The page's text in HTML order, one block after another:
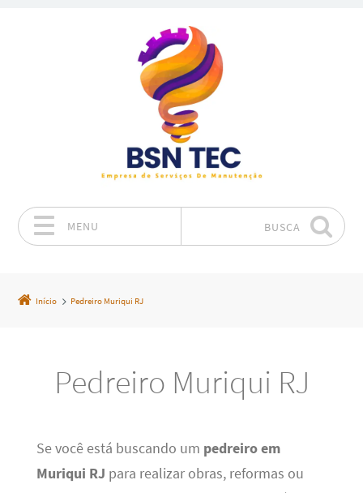
MENU BUSCA
Início Pedreiro Muriqui RJ
Pedreiro Muriqui RJ
Se você está buscando um pedreiro em
Muriqui RJ para realizar obras, reformas ou